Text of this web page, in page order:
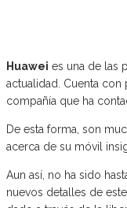
Huawei es una de las
actualidad. Cuenta con
compañía que ha
De esta forma, son
acerca de su móvil
Aun así, no ha sido
nuevos detalles de este